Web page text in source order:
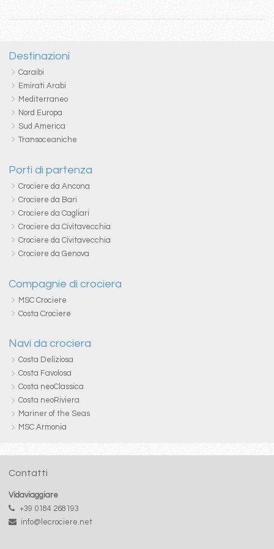
Destinazioni
Caraibi
Emirati Arabi
Mediterraneo
Nord Europa
Sud America
Transoceaniche
Porti di partenza
Crociere da Ancona
Crociere da Bari
Crociere da Cagliari
Crociere da Civitavecchia
Crociere da Civitavecchia
Crociere da Genova
Compagnie di crociera
MSC Crociere
Costa Crociere
Navi da crociera
Costa Deliziosa
Costa Favolosa
Costa neoClassica
Costa neoRiviera
Mariner of the Seas
MSC Armonia
Contatti
Vidaviaggiare
+39 0184 268193
info@lecrociere.net